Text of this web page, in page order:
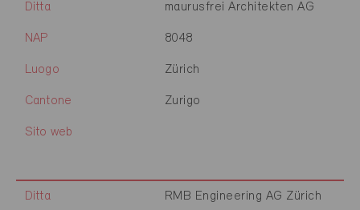
Ditta maurusfrei Architekten AG
NAP 8048
Luogo Zürich
Cantone Zurigo
Sito web
Ditta RMB Engineering AG Zürich